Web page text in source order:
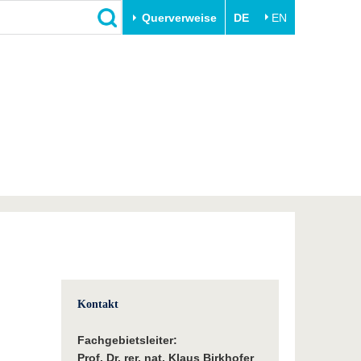
Querverweise DE EN
Innovative Transferprojekte
BTU & Region erleben
Kontakt
Fachgebietsleiter:
Prof. Dr. rer. nat. Klaus Birkhofer